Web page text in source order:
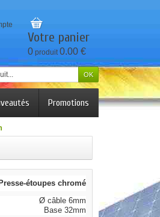
Votre panier
0 produit0.00 €
Promotions
Presse-étoupes chromé
Ø câble 6mm
Base 32mm